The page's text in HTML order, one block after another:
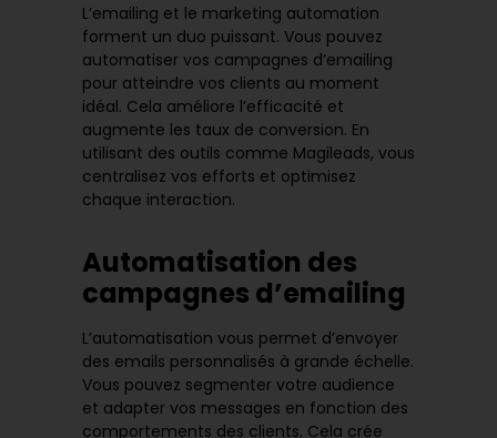
L’emailing et le marketing automation
forment un duo puissant. Vous pouvez
automatiser vos campagnes d’emailing
pour atteindre vos clients au moment
idéal. Cela améliore l’efficacité et
augmente les taux de conversion. En
utilisant des outils comme Magileads, vous
centralisez vos efforts et optimisez
chaque interaction.
Automatisation des
campagnes d’emailing
L’automatisation vous permet d’envoyer
des emails personnalisés à grande échelle.
Vous pouvez segmenter votre audience
et adapter vos messages en fonction des
comportements des clients. Cela crée